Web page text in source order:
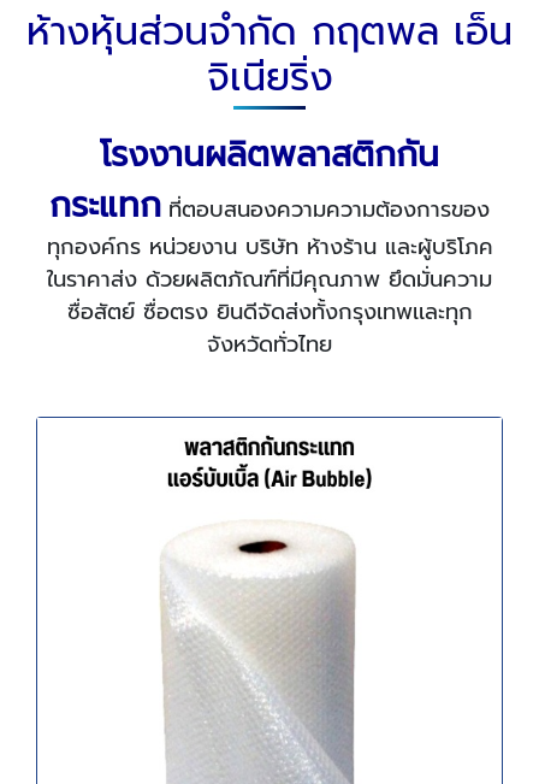
ห้างหุ้นส่วนจำกัด กฤตพล เอ็น
จิเนียริ่ง
โรงงานผลิตพลาสติกกัน
กระแทก ที่ตอบสนองความความต้องการของ
ทุกองค์กร หน่วยงาน บริษัท ห้างร้าน และผู้บริโภค
ในราคาส่ง ด้วยผลิตภัณฑ์ที่มีคุณภาพ ยึดมั่นความ
ซื่อสัตย์ ซื่อตรง ยินดีจัดส่งทั้งกรุงเทพเเละทุก
จังหวัดทั่วไทย